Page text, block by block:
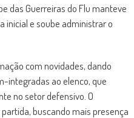
das Guerreiras do Flu manteve
inicial e soube administrar o
com novidades, dando
integradas ao elenco, que
no setor defensivo. O
buscando mais presença